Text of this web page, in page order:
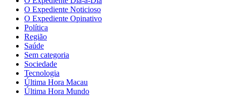
O Expediente Noticioso
O Expediente Opinativo
Política
Região
Saúde
Sem categoria
Sociedade
Tecnologia
Última Hora Macau
Última Hora Mundo